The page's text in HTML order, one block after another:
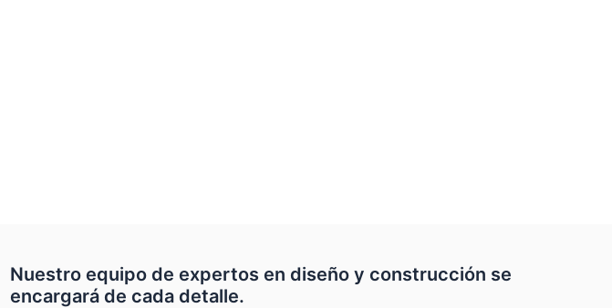
Nuestro equipo de expertos en diseño y construcción se
encargará de cada detalle.